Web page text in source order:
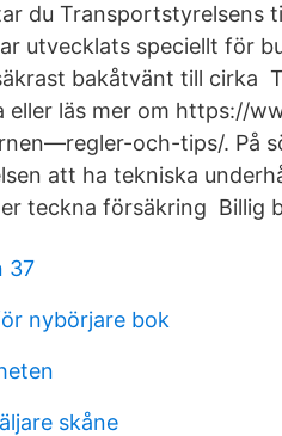
du Transportstyrelsens
utvecklats speciellt för
bakåtvänt till cirka
eller läs mer om https://
och-tips/. På
att ha tekniska
teckna försäkring Billig
37
nybörjare bok
skåne